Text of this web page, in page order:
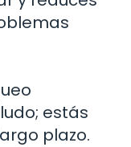
estás
plazo.